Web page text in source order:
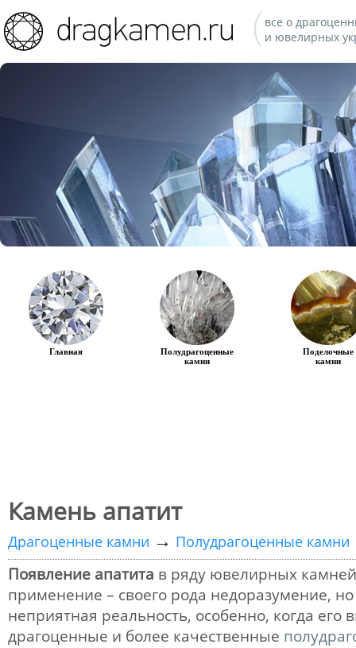
все о
и ювелирных
Главная
Полудрагоценные
камни
Поделочные
камни
Камень апатит
Драгоценные камни → Полудрагоценные камни
Появление апатита в ряду ювелирных
применение – своего рода недоразумение,
неприятная реальность, особенно, когда его
драгоценные и более качественные